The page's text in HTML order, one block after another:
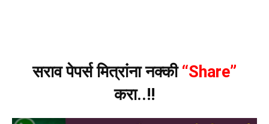
सराव पेपर्स मित्रांना नक्की“Share”
करा..!!